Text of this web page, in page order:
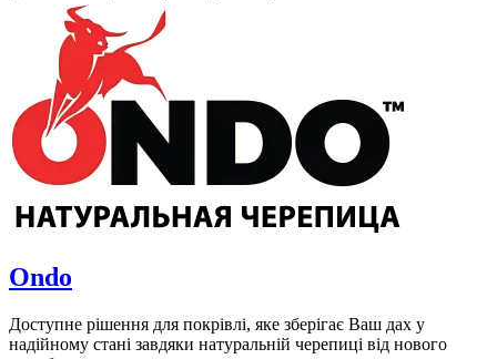
Ondo
Доступне рішення для покрівлі, яке зберігає Ваш дах у
надійному стані завдяки натуральній черепиці від нового